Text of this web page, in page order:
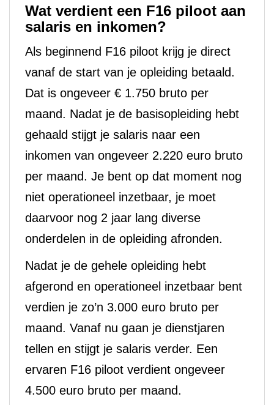
Wat verdient een F16 piloot aan
salaris en inkomen?
Als beginnend F16 piloot krijg je direct
vanaf de start van je opleiding betaald.
Dat is ongeveer € 1.750 bruto per
maand. Nadat je de basisopleiding hebt
gehaald stijgt je salaris naar een
inkomen van ongeveer 2.220 euro bruto
per maand. Je bent op dat moment nog
niet operationeel inzetbaar, je moet
daarvoor nog 2 jaar lang diverse
onderdelen in de opleiding afronden.
Nadat je de gehele opleiding hebt
afgerond en operationeel inzetbaar bent
verdien je zo’n 3.000 euro bruto per
maand. Vanaf nu gaan je dienstjaren
tellen en stijgt je salaris verder. Een
ervaren F16 piloot verdient ongeveer
4.500 euro bruto per maand.